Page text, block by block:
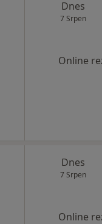
Dnes
7 Srpen
Online
Dnes
7 Srpen
Online